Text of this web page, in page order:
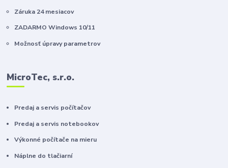
Záruka 24 mesiacov
ZADARMO Windows 10/11
Možnosť úpravy parametrov
MicroTec, s.r.o.
Predaj a servis počítačov
Predaj a servis notebookov
Výkonné počítače na mieru
Náplne do tlačiarní